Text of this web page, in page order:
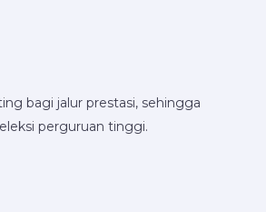
bagi jalur prestasi, sehingga
perguruan tinggi.